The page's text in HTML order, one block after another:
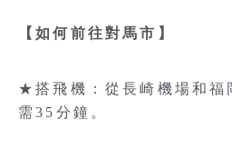
【如何前往對馬市】
★搭飛機：從長崎機場和福
需35分鐘。